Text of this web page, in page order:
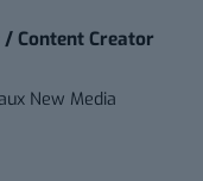
Content Creator
New Media